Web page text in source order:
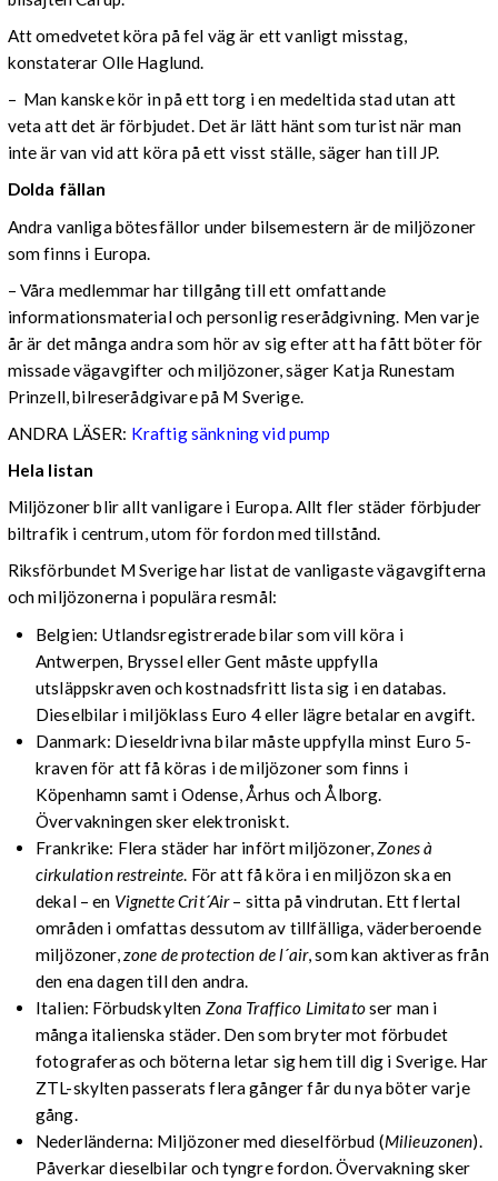
Att omedvetet köra på fel väg är ett vanligt misstag,
konstaterar Olle Haglund.
– Man kanske kör in på ett torg i en medeltida stad utan att
veta att det är förbjudet. Det är lätt hänt som turist när man
inte är van vid att köra på ett visst ställe, säger han till JP.
Dolda fällan
Andra vanliga bötesfällor under bilsemestern är de miljözoner
som finns i Europa.
– Våra medlemmar har tillgång till ett omfattande
informationsmaterial och personlig reserådgivning. Men varje
år är det många andra som hör av sig efter att ha fått böter för
missade vägavgifter och miljözoner, säger Katja Runestam
Prinzell, bilreserådgivare på M Sverige.
ANDRA LÄSER: Kraftig sänkning vid pump
Hela listan
Miljözoner blir allt vanligare i Europa. Allt fler städer förbjuder
biltrafik i centrum, utom för fordon med tillstånd.
Riksförbundet M Sverige har listat de vanligaste vägavgifterna
och miljözonerna i populära resmål:
Belgien: Utlandsregistrerade bilar som vill köra i
Antwerpen, Bryssel eller Gent måste uppfylla
utsläppskraven och kostnadsfritt lista sig i en databas.
Dieselbilar i miljöklass Euro 4 eller lägre betalar en avgift.
Danmark: Dieseldrivna bilar måste uppfylla minst Euro 5-
kraven för att få köras i de miljözoner som finns i
Köpenhamn samt i Odense, Århus och Ålborg.
Övervakningen sker elektroniskt.
Frankrike: Flera städer har infört miljözoner, Zones à
cirkulation restreinte . För att få köra i en miljözon ska en
dekal – en Vignette Crit´Air– sitta på vindrutan. Ett flertal
områden i omfattas dessutom av tillfälliga, väderberoende
miljözoner, zone de protection de l´air, som kan aktiveras från
den ena dagen till den andra.
Italien: Förbudskylten Zona Traffico Limitatoser man i
många italienska städer. Den som bryter mot förbudet
fotograferas och böterna letar sig hem till dig i Sverige. Har
ZTL-skylten passerats flera gånger får du nya böter varje
gång.
Nederländerna: Miljözoner med dieselförbud (Milieuzonen).
Påverkar dieselbilar och tyngre fordon. Övervakning sker